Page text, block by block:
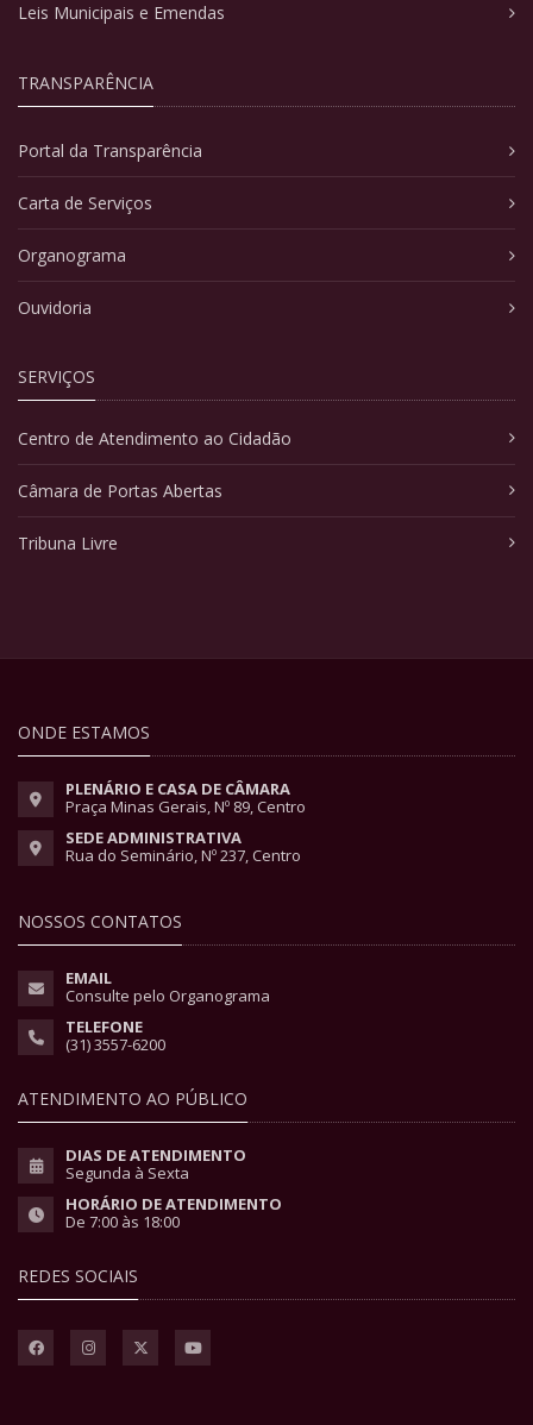
Leis Municipais e Emendas
TRANSPARÊNCIA
Portal da Transparência
Carta de Serviços
Organograma
Ouvidoria
SERVIÇOS
Centro de Atendimento ao Cidadão
Câmara de Portas Abertas
Tribuna Livre
ONDE ESTAMOS
PLENÁRIO E CASA DE CÂMARA
Praça Minas Gerais, Nº 89, Centro
SEDE ADMINISTRATIVA
Rua do Seminário, Nº 237, Centro
NOSSOS CONTATOS
EMAIL
Consulte pelo Organograma
TELEFONE
(31) 3557-6200
ATENDIMENTO AO PÚBLICO
DIAS DE ATENDIMENTO
Segunda à Sexta
HORÁRIO DE ATENDIMENTO
De 7:00 às 18:00
REDES SOCIAIS